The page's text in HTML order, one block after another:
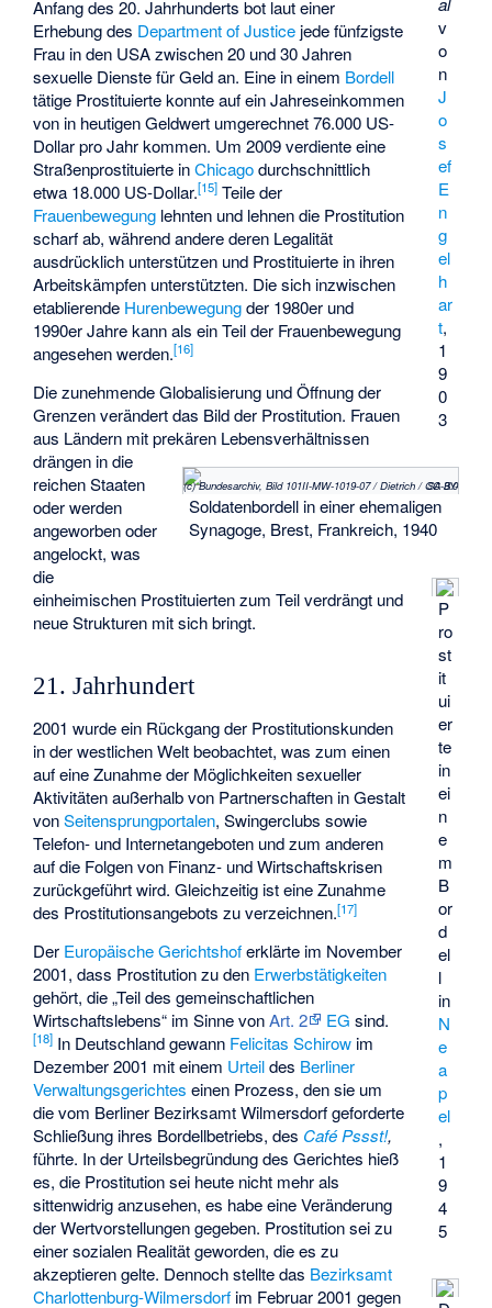
v
o
n
J
o
s
ef
E
n
g
el
h
ar
t,
1
9
0
3
(c) Bundesarchiv, Bild 101II-MW-1019-07 / Dietrich / CC-BY-SA 3.0
Soldatenbordell in einer ehemaligen
Synagoge, Brest, Frankreich, 1940
P
ro
st
it
ui
er
te
in
ei
n
e
m
B
or
d
el
l
in
N
e
a
p
el
,
1
9
4
5
Anfang des 20. Jahrhunderts bot laut einer
Erhebung des Department of Justice jede fünfzigste
Frau in den USA zwischen 20 und 30 Jahren
sexuelle Dienste für Geld an. Eine in einem Bordell
tätige Prostituierte konnte auf ein Jahreseinkommen
von in heutigen Geldwert umgerechnet 76.000 US-
Dollar pro Jahr kommen. Um 2009 verdiente eine
Straßenprostituierte inChicagodurchschnittlich
etwa 18.000 US-Dollar.[15] Teile der
Frauenbewegung lehnten und lehnen die Prostitution
scharf ab, während andere deren Legalität
ausdrücklich unterstützen und Prostituierte in ihren
Arbeitskämpfen unterstützten. Die sich inzwischen
etablierende Hurenbewegungder 1980er und
1990er Jahre kann als ein Teil der Frauenbewegung
angesehen werden.[16]
Die zunehmende Globalisierung und Öffnung der
Grenzen verändert das Bild der Prostitution. Frauen
aus Ländern mit prekären Lebensverhältnissen
drängen in die
reichen Staaten
oder werden
angeworben oder
angelockt, was
die
einheimischen Prostituierten zum Teil verdrängt und
neue Strukturen mit sich bringt.
21. Jahrhundert
2001 wurde ein Rückgang der Prostitutionskunden
in der westlichen Welt beobachtet, was zum einen
auf eine Zunahme der Möglichkeiten sexueller
Aktivitäten außerhalb von Partnerschaften in Gestalt
vonSeitensprungportalen, Swingerclubs sowie
Telefon- und Internetangeboten und zum anderen
auf die Folgen von Finanz- und Wirtschaftskrisen
zurückgeführt wird. Gleichzeitig ist eine Zunahme
des Prostitutionsangebots zu verzeichnen.[17]
Der Europäische Gerichtshoferklärte im November
2001, dass Prostitution zu den Erwerbstätigkeiten
gehört, die „Teil des gemeinschaftlichen
Wirtschaftslebens“ im Sinne vonArt. 2 EG sind.
[18] In Deutschland gewann Felicitas Schirow im
Dezember 2001 mit einem Urteildes Berliner
Verwaltungsgerichtes einen Prozess, den sie um
die vom Berliner Bezirksamt Wilmersdorf geforderte
Schließung ihres Bordellbetriebs, des Café Pssst!,
führte. In der Urteilsbegründung des Gerichtes hieß
es, die Prostitution sei heute nicht mehr als
sittenwidrig anzusehen, es habe eine Veränderung
der Wertvorstellungen gegeben. Prostitution sei zu
einer sozialen Realität geworden, die es zu
akzeptieren gelte. Dennoch stellte das Bezirksamt
Charlottenburg-Wilmersdorf im Februar 2001 gegen